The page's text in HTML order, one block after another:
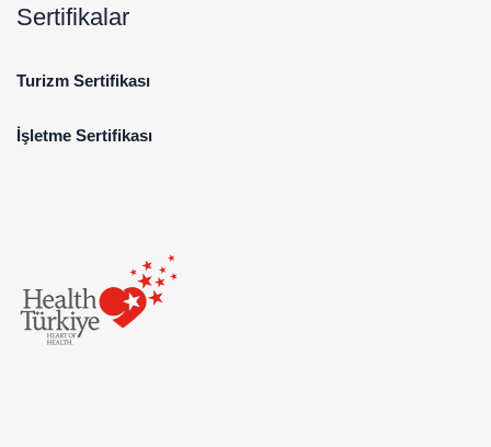
Sertifikalar
Turizm Sertifikası
İşletme Sertifikası